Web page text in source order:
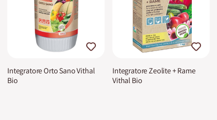
Integratore Orto Sano Vithal
Bio
Integratore Zeolite + Rame
Vithal Bio